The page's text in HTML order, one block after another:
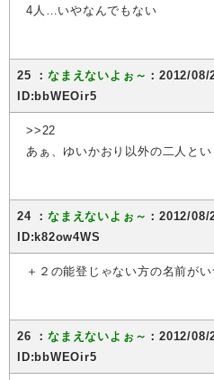
4人…いやなんでもない
25 ：なまえないよぉ～ ：2012/
ID:bbWEOir5
>>22
あぁ、ゆいかおり以外の二人と
24 ：なまえないよぉ～ ：2012/
ID:k82ow4WS
＋２の能登じゃない方の名前が
26 ：なまえないよぉ～ ：2012/
ID:bbWEOir5